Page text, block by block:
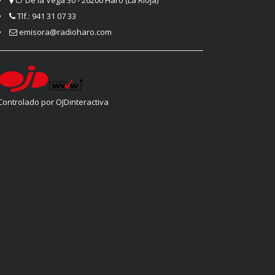
Tlf.: 941 31 07 33
emisora@radioharo.com
por OJDinteractiva